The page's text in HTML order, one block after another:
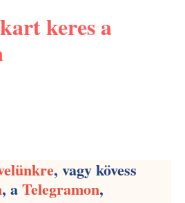
keres a
, vagy kövess
, aTelegramon,